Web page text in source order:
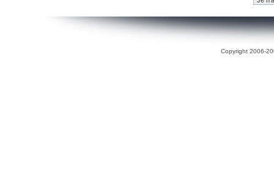
Copyright 2006-